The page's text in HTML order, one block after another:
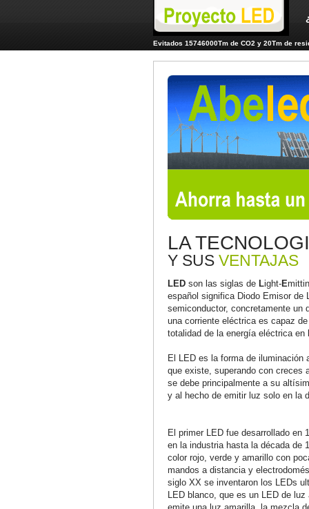
Evitados 15746000Tm de CO2 y 20Tm de
LA
Y SUS VENTAJAS
LED son las siglas de Light-E
español significa Diodo Emisor de
semiconductor, concretamente un
una corriente eléctrica es capaz
totalidad de la energía eléctrica en
El LED es la forma de iluminación
que existe, superando con creces
se debe principalmente a su
y al hecho de emitir luz solo en la
El primer LED fue desarrollado en
en la industria hasta la década de
color rojo, verde y amarillo con
mandos a distancia y
siglo XX se inventaron los LEDs
LED blanco, que es un LED de